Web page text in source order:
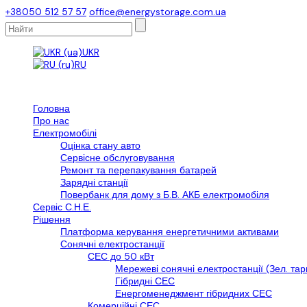
+38050 512 57 57 office@energystorage.com.ua
UKR
RU
Головна
Про нас
Електромобілі
Оцінка стану авто
Сервісне обслуговування
Ремонт та перепакування батарей
Зарядні станції
Повербанк для дому з Б.В. АКБ електромобіля
Сервіс С.Н.Е.
Рішення
Платформа керування енергетичними активами
Сонячні електростанції
СЕС до 50 кВт
Мережеві сонячні електростанції (Зел.
Гібридні СЕС
Енергоменеджмент гібридних СЕС